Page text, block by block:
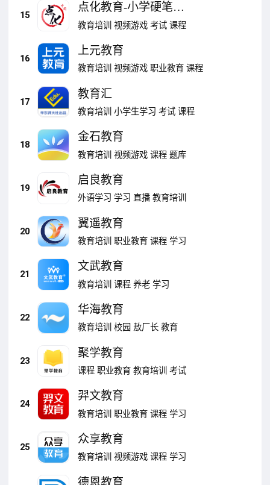
15
点化教育-小学硬笔书
法练字
教育培训 视频游戏 考试 课程
16
上元教育
教育培训 视频游戏 职业教育 课程
17
教育汇
教育培训 小学生学习 考试 课程
18
金石教育
教育培训 视频游戏 课程 题库
19
启良教育
外语学习 学习 直播 教育培训
20
翼遥教育
教育培训 职业教育 课程 学习
21
文武教育
教育培训 课程 养老 学习
22
华海教育
教育培训 校园 敖厂长 教育
23
聚学教育
课程 职业教育 教育培训 考试
24
羿文教育
教育培训 职业教育 课程 学习
25
众享教育
教育培训 视频游戏 课程 学习
德恩教育